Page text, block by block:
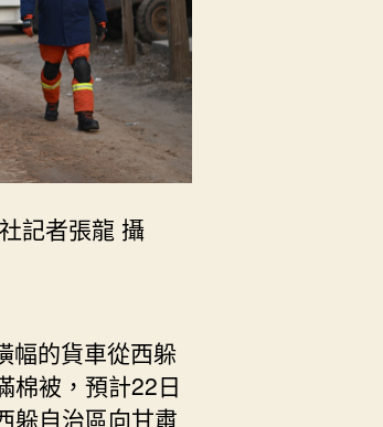
記者張龍 攝
幅的貨車從西躲
棉被，預計22日
躲自治區向甘肅